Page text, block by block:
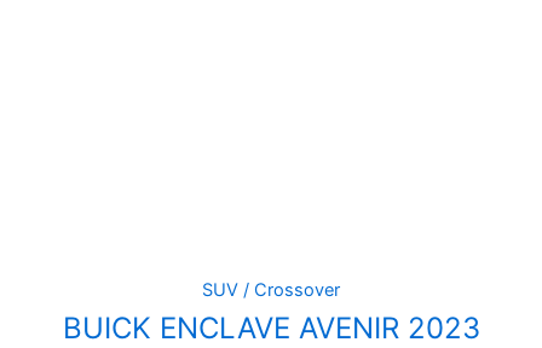
SUV / Crossover
BUICK ENCLAVE AVENIR 2023